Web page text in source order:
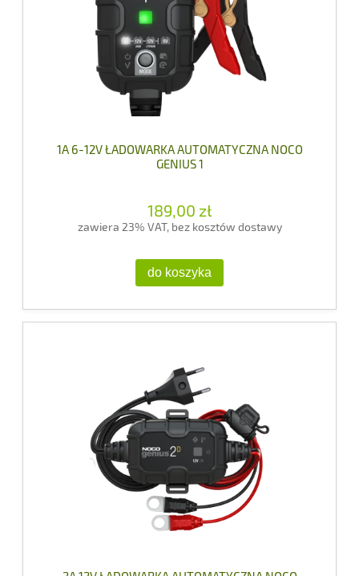
1A 6-12V ŁADOWARKA AUTOMATYCZNA NOCO
GENIUS 1
189,00 zł
zawiera 23% VAT, bez kosztów dostawy
do koszyka